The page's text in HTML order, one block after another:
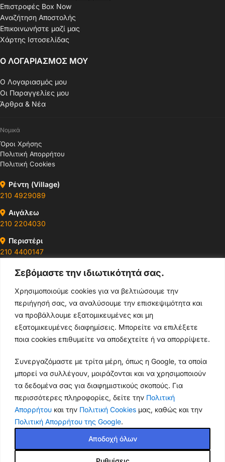
Σεβόμαστε την ιδιωτικότητά σας.
Χρησιμοποιούμε cookies για να βελτιώσουμε την
περιήγησή σας, να αναλύσουμε την επισκεψιμότητα και
να προβάλλουμε εξατομικευμένες και μη
εξατομικευμένες διαφημίσεις. Μπορείτε να επιλέξετε
ποια cookies επιθυμείτε να αποδεχτείτε ή να απορρίψετε.
Συνεργαζόμαστε με τρίτα μέρη, όπως η Google, τα οποία
μπορεί να συλλέγουν, μοιράζονται και να χρησιμοποιούν
τα δεδομένα σας για διαφημιστικούς σκοπούς. Για
περισσότερες πληροφορίες, δείτε την Πολιτική
Απορρήτου και την Πολιτική Cookies μας, καθώς και την
Πολιτική Απορρήτου της Google.
Αποδοχή όλων
Επιστροφές Box Now
Αναζήτηση Αποστολής
Επικοινωνήστε μαζί μας
Χάρτης Ιστοσελίδας
Ο ΛΟΓΑΡΙΑΣΜΟΣ ΜΟΥ
Ο Λογαριασμός μου
Οι Παραγγελίες μου
Άρθρα & Νέα
Νομικά
Όροι Χρήσης
Πολιτική Απορρήτου
Πολιτική Cookies
Ρέντη (Village)
210 4929089
Αιγάλεω
210 2204030
Περιστέρι
210 4400147
Ωράρια & Διευθύνσεις →
210 4929089
Κεντρικό τηλέφωνο
info@thikishop.gr
Δευ - Σάβ: 10:00 - 21:00
ΔΩΡΕΑΝ ΑΠΟΣΤΟΛΗ
για παραγγελίες άνω των 35€
Copyright 2025 Powered by ThikiShop.